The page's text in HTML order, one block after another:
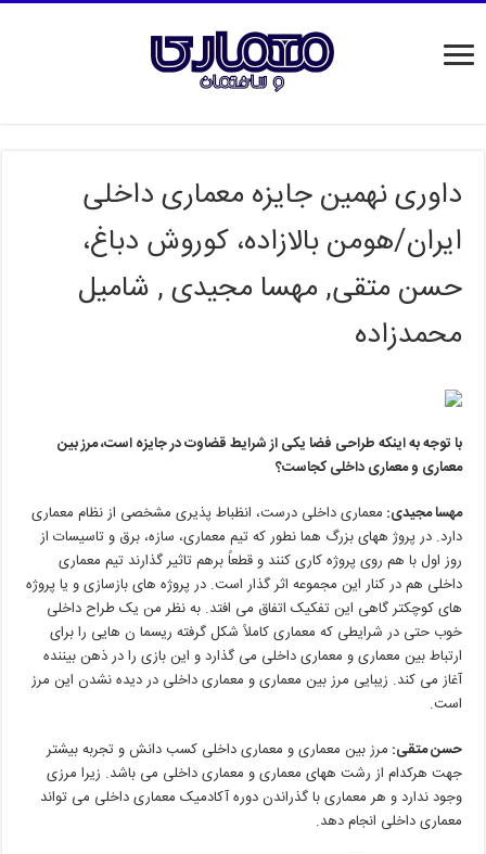
داوری نهمین جایزه معماری داخلی
ایران/هومن بالازاده، کوروش دباغ،
حسن متقی, مهسا مجیدی , شامیل
محمدزاده
باتوجهبهاینکهطراحی فضایکیازشرایطقضاوتدرجایزهاست،مرزبین
معماری ومعماریداخلیکجاست؟
مهسامجیدی: معماری داخلی درست، انظباط پذیری مشخصی از نظام معماری
دارد. در پروژ ههای بزرگ هما نطور که تیم معماری، سازه، برق و تاسیسات از
روز اول با هم روی پروژهکاریکنند وقطعاًبرهمتاثیرگذارند تیم معماری
داخلی همدرکنار این مجموعه اثرگذار است.در پروژه هایبازسازیو یا پروژه
هایکوچکترگاهی اینتفکیک اتفاق می افتد.بهنظر من یکطراح داخلی
خوب حتی در شرایطی که معماریکاملاً شکلگرفته ریسما ن هایی رابرای
ارتباطبین معماریو معماریداخلی می گذاردو اینبازی رادرذهنبیننده
آغاز می کند. زیبایی مرزبین معماریو معماریداخلی دردیدهنشدن این مرز
است.
حسنمتقی: مرز بین معماری و معماری داخلی کسب دانش و تجربه بیشتر
جهت هرکدام از رشت ههای معماری و معماری داخلی می باشد. زیرا مرزی
وجود ندارد و هر معماری با گذراندن دوره آکادمیک معماری داخلی می تواند
معماری داخلی انجام دهد.